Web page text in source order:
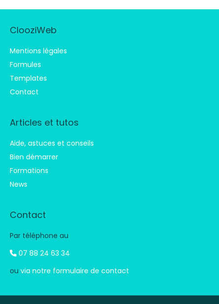
ClooziWeb
Mentions légales
Formules
Templates
Contact
Articles et tutos
Aide, astuces et conseils
Bien démarrer
Formations
News
Contact
Par téléphone au
07 88 24 63 34
ou via notre formulaire de contact